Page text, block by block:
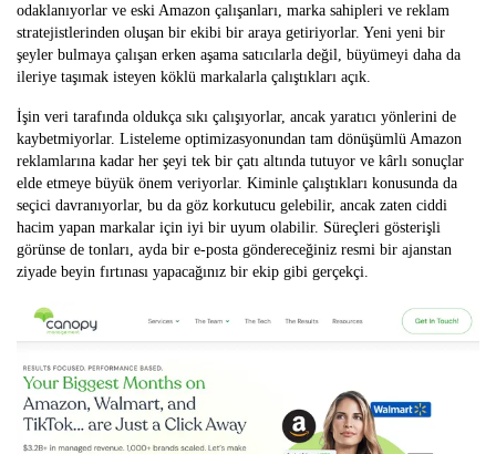
odaklanıyorlar ve eski Amazon çalışanları, marka sahipleri ve reklam
stratejistlerinden oluşan bir ekibi bir araya getiriyorlar. Yeni yeni bir
şeyler bulmaya çalışan erken aşama satıcılarla değil, büyümeyi daha da
ileriye taşımak isteyen köklü markalarla çalıştıkları açık.
İşin veri tarafında oldukça sıkı çalışıyorlar, ancak yaratıcı yönlerini de
kaybetmiyorlar. Listeleme optimizasyonundan tam dönüşümlü Amazon
reklamlarına kadar her şeyi tek bir çatı altında tutuyor ve kârlı sonuçlar
elde etmeye büyük önem veriyorlar. Kiminle çalıştıkları konusunda da
seçici davranıyorlar, bu da göz korkutucu gelebilir, ancak zaten ciddi
hacim yapan markalar için iyi bir uyum olabilir. Süreçleri gösterişli
görünse de tonları, ayda bir e-posta göndereceğiniz resmi bir ajanstan
ziyade beyin fırtınası yapacağınız bir ekip gibi gerçekçi.